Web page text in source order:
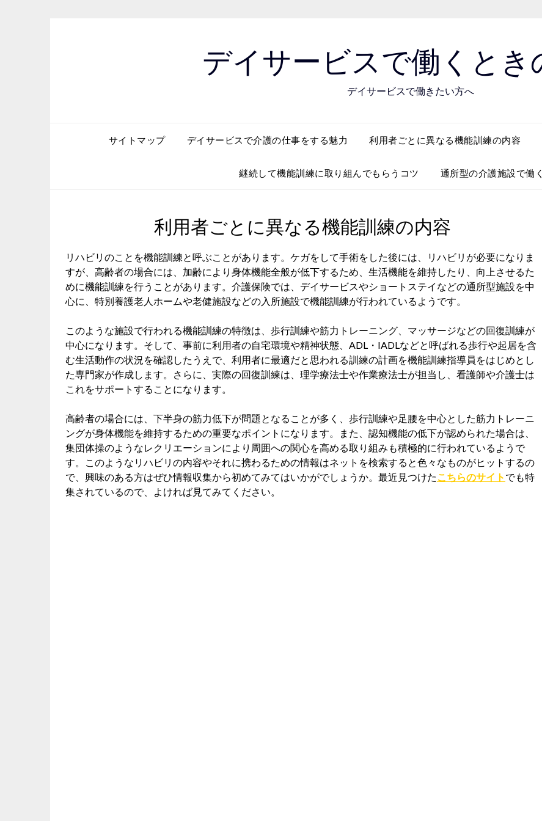
デイサービスで働くとき
デイサービスで働きたい方へ
サイトマップ デイサービスで介護の仕事をする魅力 利用者ごとに異なる機能訓練の内容
継続して機能訓練に取り組んでもらうコツ 通所型の介護施設で働
利用者ごとに異なる機能訓練の内容
リハビリのことを機能訓練と呼ぶことがあります。ケガをして手術をした後には、リハビリが必要になりま
すが、高齢者の場合には、加齢により身体機能全般が低下するため、生活機能を維持したり、向上させるた
めに機能訓練を行うことがあります。介護保険では、デイサービスやショートステイなどの通所型施設を中
心に、特別養護老人ホームや老健施設などの入所施設で機能訓練が行われているようです。
このような施設で行われる機能訓練の特徴は、歩行訓練や筋力トレーニング、マッサージなどの回復訓練が
中心になります。そして、事前に利用者の自宅環境や精神状態、ADL・IADLなどと呼ばれる歩行や起居を含
む生活動作の状況を確認したうえで、利用者に最適だと思われる訓練の計画を機能訓練指導員をはじめとし
た専門家が作成します。さらに、実際の回復訓練は、理学療法士や作業療法士が担当し、看護師や介護士は
これをサポートすることになります。
高齢者の場合には、下半身の筋力低下が問題となることが多く、歩行訓練や足腰を中心とした筋力トレーニ
ングが身体機能を維持するための重要なポイントになります。また、認知機能の低下が認められた場合は、
集団体操のようなレクリエーションにより周囲への関心を高める取り組みも積極的に行われているようで
す。このようなリハビリの内容やそれに携わるための情報はネットを検索すると色々なものがヒットするの
で、興味のある方はぜひ情報収集から初めてみてはいかがでしょうか。最近見つけたこちらのサイト でも特
集されているので、よければ見てみてください。